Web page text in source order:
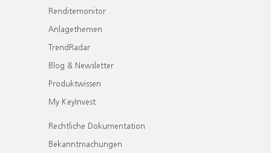
Renditemonitor
Anlagethemen
TrendRadar
Blog & Newsletter
Produktwissen
My KeyInvest
Rechtliche Dokumentation
Bekanntmachungen